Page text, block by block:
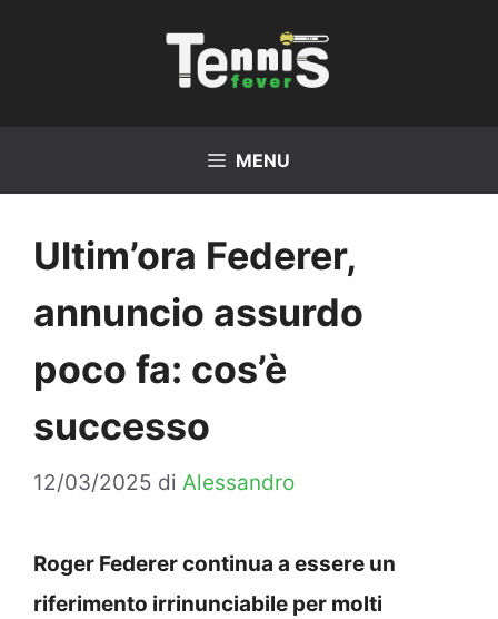
MENU
Ultim’ora Federer,
annuncio assurdo
poco fa: cos’è
successo
12/03/2025 di Alessandro
Roger Federer continua a essere un
riferimento irrinunciabile per molti